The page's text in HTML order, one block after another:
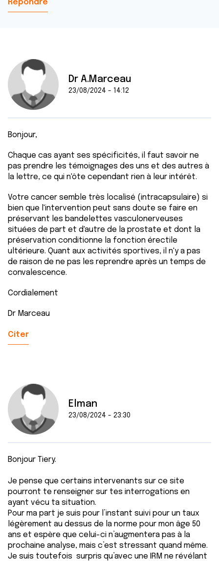
Répondre
Dr A.Marceau
23/08/2024 - 14:12
Bonjour,
Chaque cas ayant ses spécificités, il faut savoir ne
pas prendre les témoignages des uns et des autres à
la lettre, ce qui n'ôte cependant rien à leur intérêt.
Votre cancer semble très localisé (intracapsulaire) si
bien que l'intervention peut sans doute se faire en
préservant les bandelettes vasculonerveuses
situées de part et d'autre de la prostate et dont la
préservation conditionne la fonction érectile
ultérieure. Quant aux activités sportives, il n'y a pas
de raison de ne pas les reprendre après un temps de
convalescence.
Cordialement
Dr Marceau
Citer
Elman
23/08/2024 - 23:30
Bonjour Tiery.
Je pense que certains intervenants sur ce site
pourront te renseigner sur tes interrogations en
ayant vécu ta situation.
Pour ma part je suis pour l’instant suivi pour un taux
légèrement au dessus de la norme pour mon âge 50
ans et espère que celui-ci n’augmentera pas à la
prochaine analyse, mais c’est stressant quand même.
Je suis toutefois surpris qu’avec une IRM ne révélant